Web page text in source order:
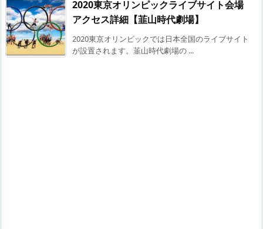
2020東京オリンピックライブサイト会場
アクセス詳細【韮山時代劇場】
2020東京オリンピックでは日本全国のライブサイト
が設置されます。韮山時代劇場の ...